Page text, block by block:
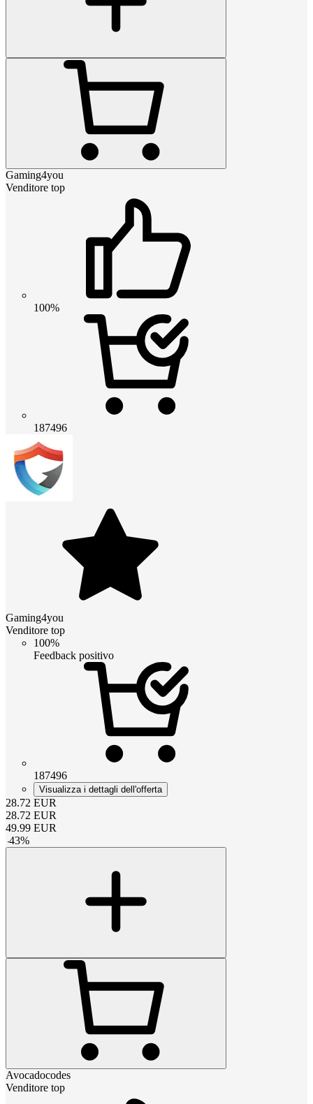
Gaming4you
Venditore top
100%
187496
Gaming4you
Venditore top
100%
Feedback positivo
187496
Visualizza i dettagli dell'offerta
28.72 EUR
28.72 EUR
49.99 EUR
-43%
Avocadocodes
Venditore top